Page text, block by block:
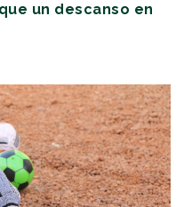
un descanso en